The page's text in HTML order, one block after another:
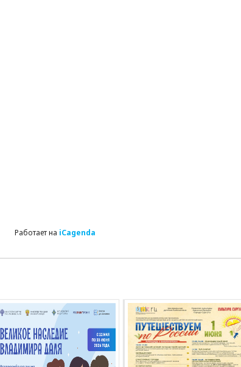
Работает на iCagenda